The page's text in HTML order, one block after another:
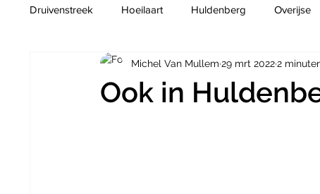
Druivenstreek Hoeilaart Huldenberg Overijse
Ook in
Michel Van Mullem 29 mrt 20222